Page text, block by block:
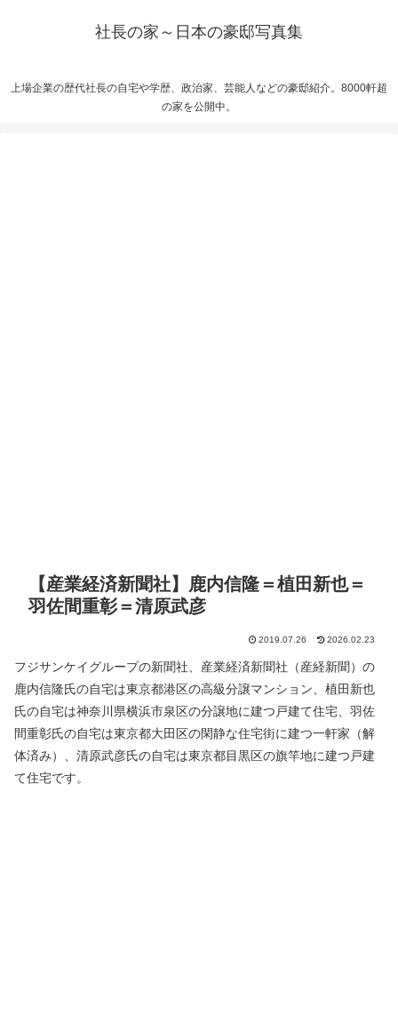
社長の家～日本の豪邸写真集
上場企業の歴代社長の自宅や学歴、政治家、芸能人などの豪邸紹介。8000軒超
の家を公開中。
【産業経済新聞社】鹿内信隆＝植田新也＝
羽佐間重彰＝清原武彦
2019.07.26 2026.02.23
フジサンケイグループの新聞社、産業経済新聞社（産経新聞）の
鹿内信隆氏の自宅は東京都港区の高級分譲マンション、植田新也
氏の自宅は神奈川県横浜市泉区の分譲地に建つ戸建て住宅、羽佐
間重彰氏の自宅は東京都大田区の閑静な住宅街に建つ一軒家（解
体済み）、清原武彦氏の自宅は東京都目黒区の旗竿地に建つ戸建
て住宅です。